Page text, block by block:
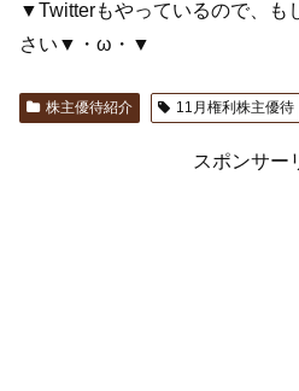
▼Twitterもやっているので、も
さい▼・ω・▼
株主優待紹介 11月権利株主優待
スポンサー